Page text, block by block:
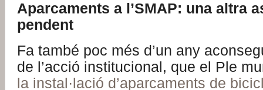
Aparcaments a l’SMAP: una altra
pendent
Fa també poc més d’un any
de l’acció institucional, que el Ple
la instal·lació d’aparcaments de